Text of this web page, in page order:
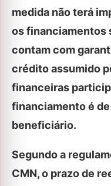
medida não terá
os financiamentos
contam com
crédito assumido
financeiras
financiamento é
beneficiário.
Segundo a
CMN, o prazo de